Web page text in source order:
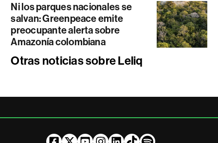
Ni los parques nacionales se
salvan: Greenpeace emite
preocupante alerta sobre
Amazonía colombiana
Otras noticias sobre Leliq